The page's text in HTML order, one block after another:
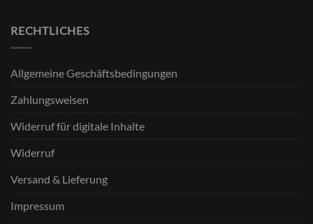
RECHTLICHES
Allgemeine Geschäftsbedingungen
Zahlungsweisen
Widerruf für digitale Inhalte
Widerruf
Versand & Lieferung
Impressum